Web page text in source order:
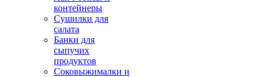
контейнеры
Сушилки для
салата
Банки для
сыпучих
продуктов
Соковыжималки и